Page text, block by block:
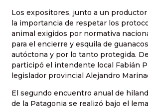
Los expositores, junto a un
la importancia de respetar los
animal exigidos por normativa
para el encierre y esquila de
autóctona y por lo tanto protegida.
participó el intendente local Fabián
legislador provincial Alejandro
El segundo encuentro anual de
de la Patagonia se realizó bajo el